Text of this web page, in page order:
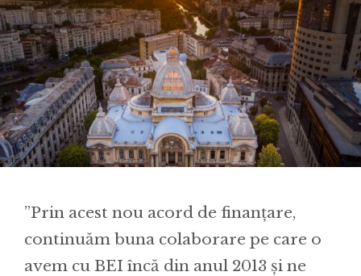
”Prin acest nou acord de finanțare,
continuăm buna colaborare pe care o
avem cu BEI încă din anul 2013 și ne